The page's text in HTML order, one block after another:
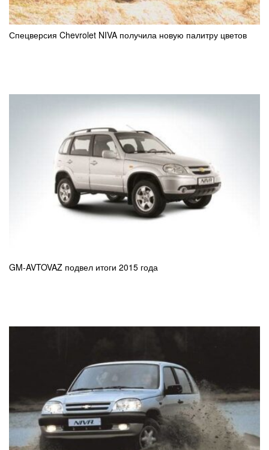
Спецверсия Chevrolet NIVA получила новую палитру цветов
GM-AVTOVAZ подвел итоги 2015 года